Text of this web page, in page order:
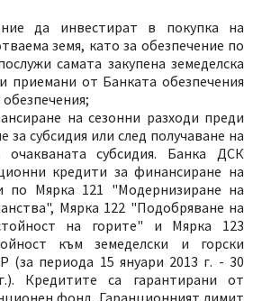
да инвестират в покупка на
земя, като за обезпечение по
самата закупена земеделска
приемани от Банката обезпечения
на сезонни разходи преди
за субсидия или след получаване на
очакваната субсидия. Банка ДСК
кредити за финансиране на
по Мярка 121 "Модернизиране на
Мярка 122 "Подобряване на
на горите" и Мярка 123
към земеделски и горски
(за периода 15 януари 2013 г. - 30
Кредитите са гарантирани от
фонд. Гаранционният лимит